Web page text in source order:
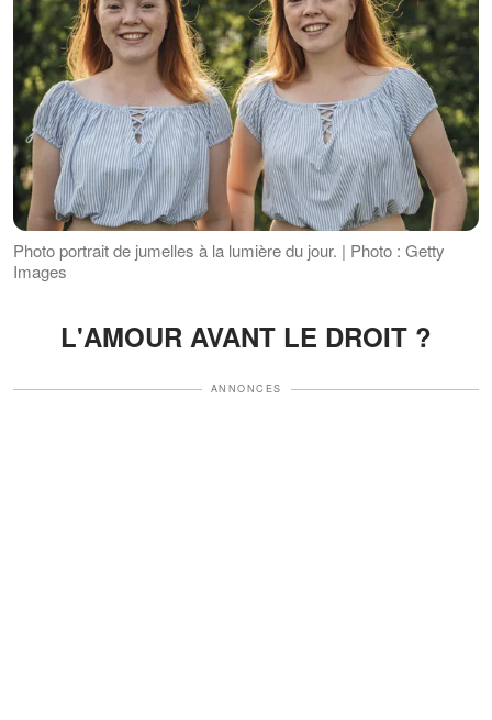
Photo portrait de jumelles à la lumière du jour. | Photo : Getty
Images
L'AMOUR AVANT LE DROIT ?
ANNONCES